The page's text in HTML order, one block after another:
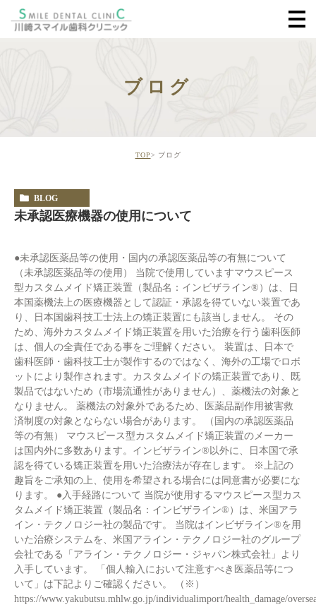
ブログ
TOP ブログ
BLOG
未承認医療機器の使用について
●未承認医薬品等の使用・国内の承認医薬品等の有無について
（未承認医薬品等の使用） 当院で使用していますマウスピース
型カスタムメイド矯正装置（製品名：インビザライン®）は、日
本国薬機法上の医療機器として認証・承認を得ていない装置であ
り、日本国歯科技工士法上の矯正装置にも該当しません。 その
ため、海外カスタムメイド矯正装置を用いた治療を行う歯科医師
は、個人の全責任である事をご理解ください。 装置は、日本で
歯科医師・歯科技工士が製作するのではなく、海外の工場でロボ
ットにより製作されます。カスタムメイドの矯正装置であり、既
製品ではないため（市場流通性がありません）、薬機法の対象と
なりません。 薬機法の対象外であるため、医薬品副作用被害救
済制度の対象とならない場合があります。 （国内の承認医薬品
等の有無） マウスピース型カスタムメイド矯正装置のメーカー
は国内外に多数あります。インビザライン®以外に、日本国で承
認を得ている矯正装置を用いた治療法が存在します。 ※上記の
趣旨をご承知の上、使用を希望される場合には同意書が必要にな
ります。 ●入手経路について 当院が使用するマウスピース型カス
タムメイド矯正装置（製品名：インビザライン®）は、米国アラ
イン・テクノロジー社の製品です。 当院はインビザライン®を用
いた治療システムを、米国アライン・テクノロジー社のグループ
会社である「アライン・テクノロジー・ジャパン株式会社」より
入手しています。 「個人輸入において注意すべき医薬品等につ
いて」は下記よりご確認ください。 （※）
https://www.yakubutsu.mhlw.go.jp/individualimport/health_damage/